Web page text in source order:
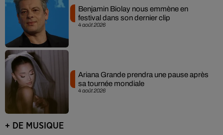
4 août 2026
Benjamin Biolay nous emmène en
festival dans son dernier clip
4 août 2026
Ariana Grande prendra une pause après
sa tournée mondiale
+ DE MUSIQUE